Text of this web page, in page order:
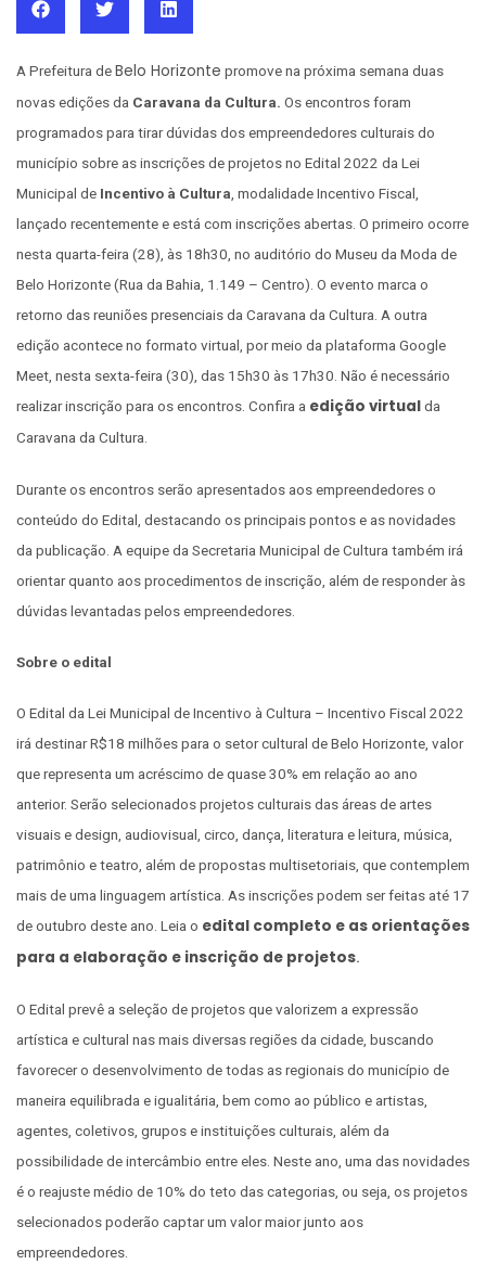
A Prefeitura deBelo Horizonte promove na próxima semana duas
novas edições da Caravana da Cultura. Os encontros foram
programados para tirar dúvidas dos empreendedores culturais do
município sobre as inscrições de projetos no Edital 2022 da Lei
Municipal de Incentivo à Cultura, modalidade Incentivo Fiscal,
lançado recentemente e está com inscrições abertas. O primeiro ocorre
nesta quarta-feira (28), às 18h30, no auditório do Museu da Moda de
Belo Horizonte (Rua da Bahia, 1.149 – Centro). O evento marca o
retorno das reuniões presenciais da Caravana da Cultura. A outra
edição acontece no formato virtual, por meio da plataforma Google
Meet, nesta sexta-feira (30), das 15h30 às 17h30. Não é necessário
realizar inscrição para os encontros. Confira a edição virtualda
Caravana da Cultura.
Durante os encontros serão apresentados aos empreendedores o
conteúdo do Edital, destacando os principais pontos e as novidades
da publicação. A equipe da Secretaria Municipal de Cultura também irá
orientar quanto aos procedimentos de inscrição, além de responder às
dúvidas levantadas pelos empreendedores.
Sobre o edital
O Edital da Lei Municipal de Incentivo à Cultura – Incentivo Fiscal 2022
irá destinar R$18 milhões para o setor cultural de Belo Horizonte, valor
que representa um acréscimo de quase 30% em relação ao ano
anterior. Serão selecionados projetos culturais das áreas de artes
visuais e design, audiovisual, circo, dança, literatura e leitura, música,
patrimônio e teatro, além de propostas multisetoriais, que contemplem
mais de uma linguagem artística. As inscrições podem ser feitas até 17
de outubro deste ano. Leia o edital completo e as orientações
para a elaboração e inscrição de projetos.
O Edital prevê a seleção de projetos que valorizem a expressão
artística e cultural nas mais diversas regiões da cidade, buscando
favorecer o desenvolvimento de todas as regionais do município de
maneira equilibrada e igualitária, bem como ao público e artistas,
agentes, coletivos, grupos e instituições culturais, além da
possibilidade de intercâmbio entre eles. Neste ano, uma das novidades
é o reajuste médio de 10% do teto das categorias, ou seja, os projetos
selecionados poderão captar um valor maior junto aos
empreendedores.